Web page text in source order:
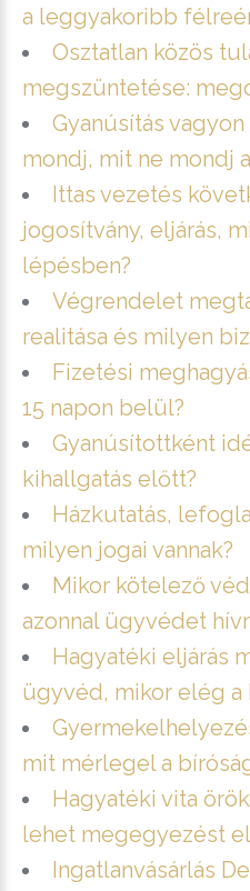
a leggyakoribb
Osztatlan közös
megszüntetése:
Gyanúsítás
mondj, mit ne mondj
Ittas vezetés
jogosítvány, eljárás,
lépésben?
Végrendelet
realitása és milyen
Fizetési
15 napon belül?
Gyanúsítottként
kihallgatás előtt?
Házkutatás,
milyen jogai vannak?
Mikor kötelező
azonnal ügyvédet
Hagyatéki eljárás
ügyvéd, mikor elég a
mit mérlegel a
Hagyatéki vita
lehet megegyezést
Ingatlanvásárlás